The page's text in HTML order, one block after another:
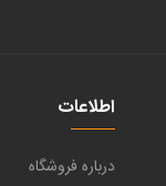
اطلاعات
درباره فروشگاه